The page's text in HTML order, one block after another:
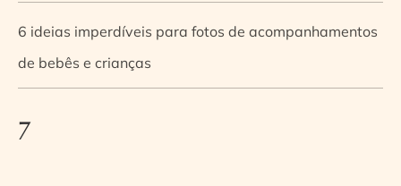
6 ideias imperdíveis para fotos de acompanhamentos
de bebês e crianças
7